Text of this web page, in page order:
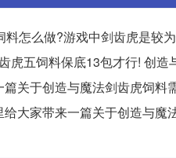
怎么做?游戏中剑齿虎是较
虎五饲料保底13包才行! 创
关于创造与魔法剑齿虎饲料
大家带来一篇关于创造与